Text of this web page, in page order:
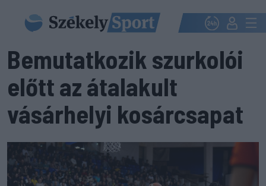
Bemutatkozik szurkolói
előtt az átalakult
vásárhelyi kosárcsapat